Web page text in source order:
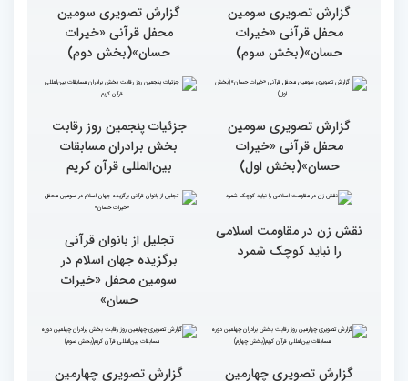
بین المللی قرآن کریم ایران است
گزارش تصویری سومین
محفل قرآنی «خیرات
حسان»(بخش سوم)
گزارش تصویری سومین
محفل قرآنی «خیرات
حسان»(بخش دوم)
گزارش تصویری سومین
حسان»(بخش اول)
جزئیات پنجمین روز رقابت
بخش برادران مسابقات
بین‌المللی قرآن کریم
تجلیل از بانوان قرآنی
برگزیده جهان اسلام در
سومین محفل «خیرات
حسان»